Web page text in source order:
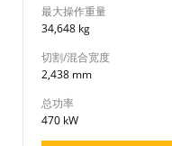
最大操作重量
34,648 kg
切割/混合宽度
2,438 mm
总功率
470 kW